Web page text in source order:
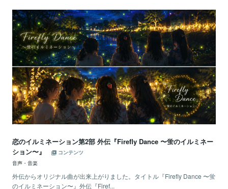
恋のイルミネーション第2部 外伝『Firefly Dance 〜蛍のイルミネー
ション〜』
コンテンツ
音声・音楽
外伝からオリジナル曲が出来上がりました。タイトル『Firefly Dance 〜蛍
のイルミネーション〜』外伝『Firef...